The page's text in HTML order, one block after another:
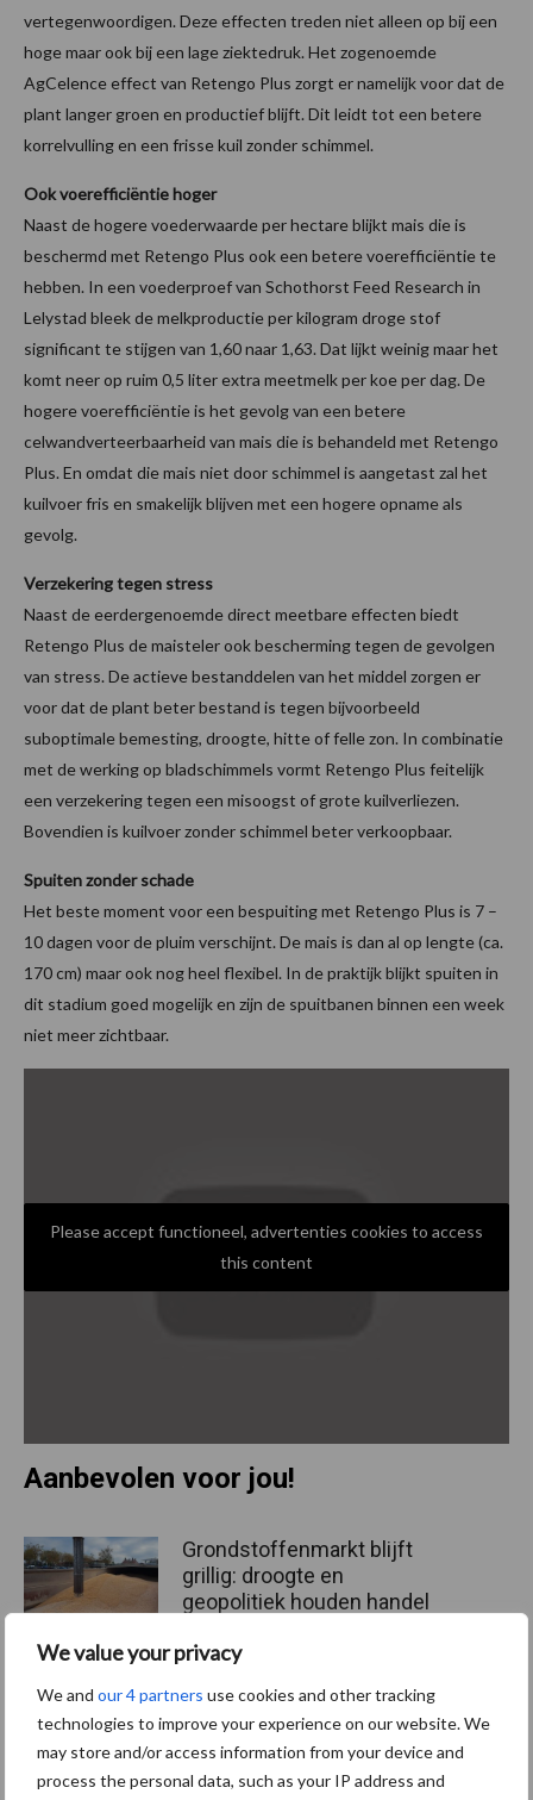
We value your privacy
We and our 4 partners use cookies and other tracking
technologies to improve your experience on our website. We
may store and/or access information from your device and
process the personal data, such as your IP address and
vertegenwoordigen. Deze effecten treden niet alleen op bij een
hoge maar ook bij een lage ziektedruk. Het zogenoemde
AgCelence effect van Retengo Plus zorgt er namelijk voor dat de
plant langer groen en productief blijft. Dit leidt tot een betere
korrelvulling en een frisse kuil zonder schimmel.
Ook voerefficiëntie hoger
Naast de hogere voederwaarde per hectare blijkt mais die is
beschermd met Retengo Plus ook een betere voerefficiëntie te
hebben. In een voederproef van Schothorst Feed Research in
Lelystad bleek de melkproductie per kilogram droge stof
significant te stijgen van 1,60 naar 1,63. Dat lijkt weinig maar het
komt neer op ruim 0,5 liter extra meetmelk per koe per dag. De
hogere voerefficiëntie is het gevolg van een betere
celwandverteerbaarheid van mais die is behandeld met Retengo
Plus. En omdat die mais niet door schimmel is aangetast zal het
kuilvoer fris en smakelijk blijven met een hogere opname als
gevolg.
Verzekering tegen stress
Naast de eerdergenoemde direct meetbare effecten biedt
Retengo Plus de maisteler ook bescherming tegen de gevolgen
van stress. De actieve bestanddelen van het middel zorgen er
voor dat de plant beter bestand is tegen bijvoorbeeld
suboptimale bemesting, droogte, hitte of felle zon. In combinatie
met de werking op bladschimmels vormt Retengo Plus feitelijk
een verzekering tegen een misoogst of grote kuilverliezen.
Bovendien is kuilvoer zonder schimmel beter verkoopbaar.
Spuiten zonder schade
Het beste moment voor een bespuiting met Retengo Plus is 7 –
10 dagen voor de pluim verschijnt. De mais is dan al op lengte (ca.
170 cm) maar ook nog heel flexibel. In de praktijk blijkt spuiten in
dit stadium goed mogelijk en zijn de spuitbanen binnen een week
niet meer zichtbaar.
Please accept functioneel, advertenties cookies to access
this content
Aanbevolen voor jou!
Grondstoffenmarkt blijft
grillig: droogte en
geopolitiek houden handel
De speenhuid: een vaak
onderschatte risicofactor
voor mastitis